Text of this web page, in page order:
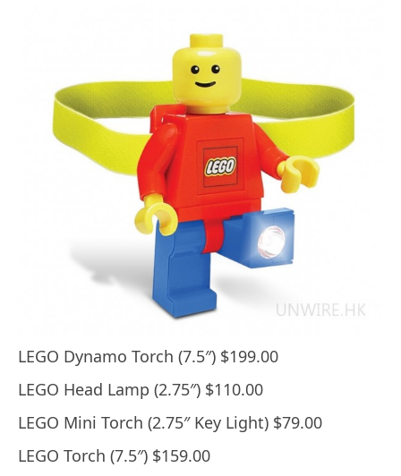
LEGO Dynamo Torch (7.5″) $199.00
LEGO Head Lamp (2.75″) $110.00
LEGO Mini Torch (2.75″ Key Light) $79.00
LEGO Torch (7.5″) $159.00